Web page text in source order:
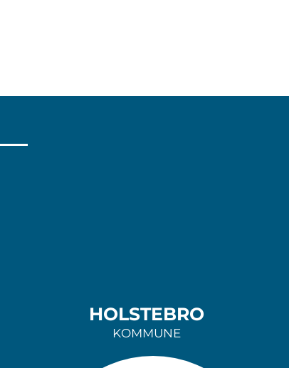
HOLSTEBRO
KOMMUNE